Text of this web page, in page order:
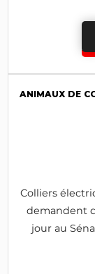
ANIMAUX DE
Colliers
demandent
jour au